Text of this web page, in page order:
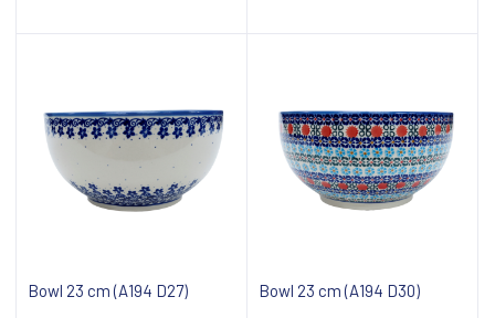
Bowl 23 cm (A194 D27) Bowl 23 cm (A194 D30)